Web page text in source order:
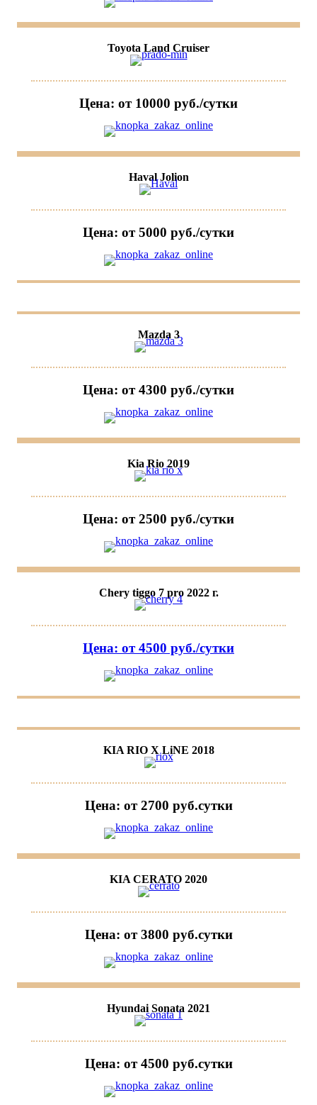
Toyota Land Cruiser
Цена: от 10000 руб./сутки
Haval Jolion
Цена: от 5000 руб./сутки
Mazda 3
Цена: от 4300 руб./сутки
Kia Rio 2019
Цена: от 2500 руб./сутки
Chery tiggo 7 pro 2022 г.
Цена: от 4500 руб./сутки
KIA RIO X LiNE 2018
Цена: от 2700 руб.cутки
KIA CERATO 2020
Цена: от 3800 руб.cутки
Hyundai Sonata 2021
Цена: от 4500 руб.cутки